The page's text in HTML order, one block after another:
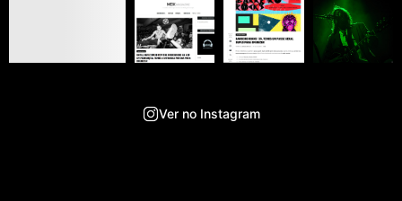
Ver no Instagram